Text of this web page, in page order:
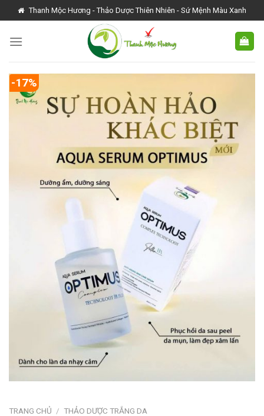
Skip
to
content
Thanh Mộc Hương - Thảo Dược Thiên Nhiên - Sứ Mệnh Màu Xanh
-17%
TRANG CHỦ / THẢO DƯỢC TRẮNG DA